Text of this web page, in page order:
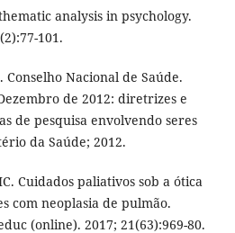
analysis in psychology.
101.
Nacional de Saúde.
de 2012: diretrizes e
de pesquisa envolvendo seres
da Saúde; 2012.
Cuidados paliativos sob a ótica
com neoplasia de pulmão.
(online). 2017; 21(63):969-80.